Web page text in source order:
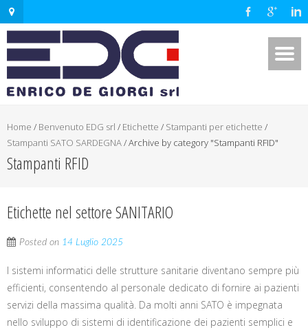
Home / Benvenuto EDG srl / Etichette / Stampanti per etichette /
Stampanti SATO SARDEGNA/Archive by category "Stampanti RFID"
Stampanti RFID
Etichette nel settore SANITARIO
Posted on 14 Luglio 2025
I sistemi informatici delle strutture sanitarie diventano sempre più
efficienti, consentendo al personale dedicato di fornire ai pazienti
servizi della massima qualità. Da molti anni SATO è impegnata
nello sviluppo di sistemi di identificazione dei pazienti semplici e